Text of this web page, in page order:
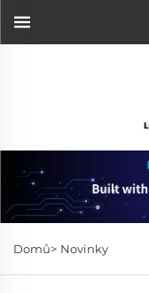
Domů> Novinky